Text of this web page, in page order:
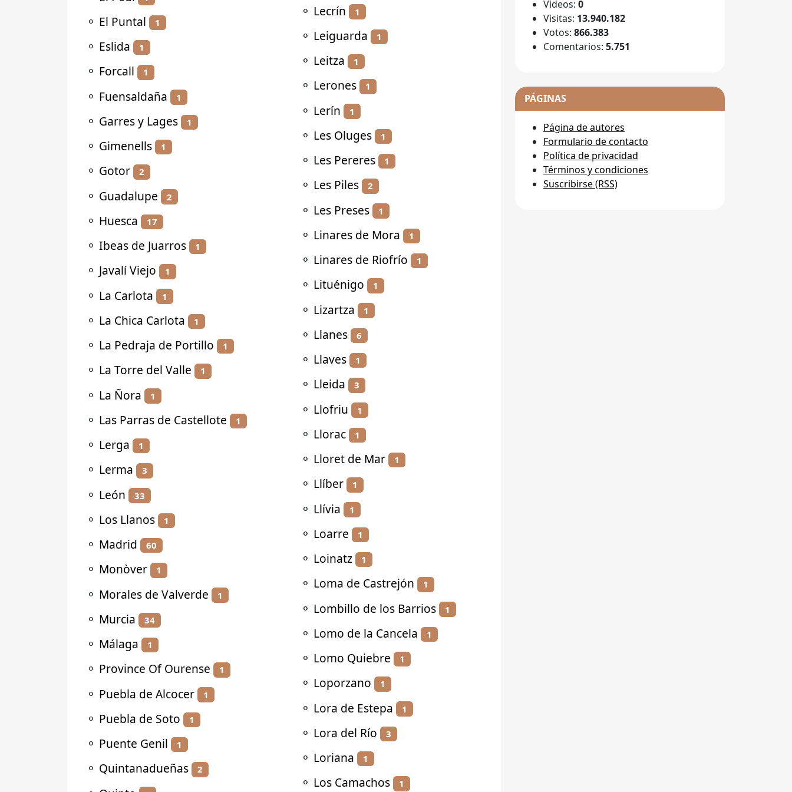
⚬ El Puntal 1
⚬ Eslida 1
⚬ Forcall 1
⚬ Fuensaldaña 1
⚬ Garres y Lages 1
⚬ Gimenells 1
⚬ Gotor 2
⚬ Guadalupe 2
⚬ Huesca 17
⚬ Ibeas de Juarros 1
⚬ Javalí Viejo 1
⚬ La Carlota 1
⚬ La Chica Carlota 1
⚬ La Pedraja de Portillo 1
⚬ La Torre del Valle 1
⚬ La Ñora 1
⚬ Las Parras de Castellote 1
⚬ Lerga 1
⚬ Lerma 3
⚬ León 33
⚬ Los Llanos 1
⚬ Madrid 60
⚬ Monòver 1
⚬ Morales de Valverde 1
⚬ Murcia 34
⚬ Málaga 1
⚬ Province Of Ourense 1
⚬ Puebla de Alcocer 1
⚬ Puebla de Soto 1
⚬ Puente Genil 1
⚬ Quintanadueñas 2
⚬ Lecrín 1
⚬ Leiguarda 1
⚬ Leitza 1
⚬ Lerones 1
⚬ Lerín 1
⚬ Les Oluges 1
⚬ Les Pereres 1
⚬ Les Piles 2
⚬ Les Preses 1
⚬ Linares de Mora 1
⚬ Linares de Riofrío 1
⚬ Lituénigo 1
⚬ Lizartza 1
⚬ Llanes 6
⚬ Llaves 1
⚬ Lleida 3
⚬ Llofriu 1
⚬ Llorac 1
⚬ Lloret de Mar 1
⚬ Llíber 1
⚬ Llívia 1
⚬ Loarre 1
⚬ Loinatz 1
⚬ Loma de Castrejón 1
⚬ Lombillo de los Barrios 1
⚬ Lomo de la Cancela 1
⚬ Lomo Quiebre 1
⚬ Loporzano 1
⚬ Lora de Estepa 1
⚬ Lora del Río 3
⚬ Loriana 1
⚬ Los Camachos 1
Videos: 0
Visitas: 13.940.182
Votos: 866.383
Comentarios: 5.751
PÁGINAS
Página de autores
Formulario de contacto
Política de privacidad
Términos y condiciones
Suscribirse (RSS)